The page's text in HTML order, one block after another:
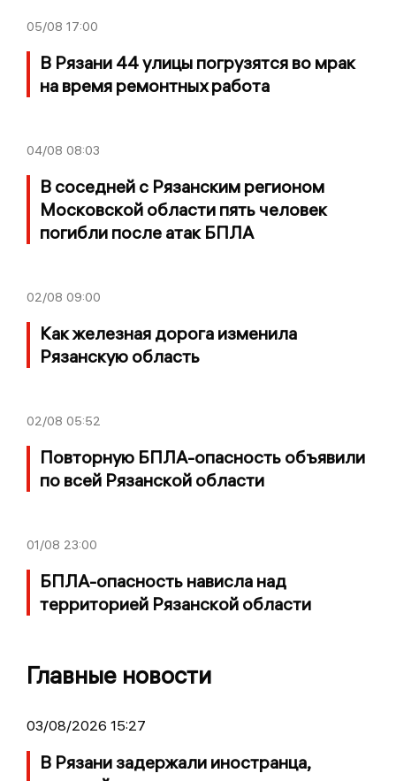
05/08 17:00
В Рязани 44 улицы погрузятся во мрак
на время ремонтных работа
04/08 08:03
В соседней с Рязанским регионом
Московской области пять человек
погибли после атак БПЛА
02/08 09:00
Как железная дорога изменила
Рязанскую область
02/08 05:52
Повторную БПЛА-опасность объявили
по всей Рязанской области
01/08 23:00
БПЛА-опасность нависла над
территорией Рязанской области
Главные новости
03/08/2026 15:27
В Рязани задержали иностранца,